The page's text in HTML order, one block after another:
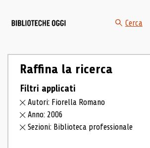
Cerca
Raffina la ricerca
Filtri applicati
Autori: Fiorella Romano
Anno: 2006
Sezioni: Biblioteca professionale